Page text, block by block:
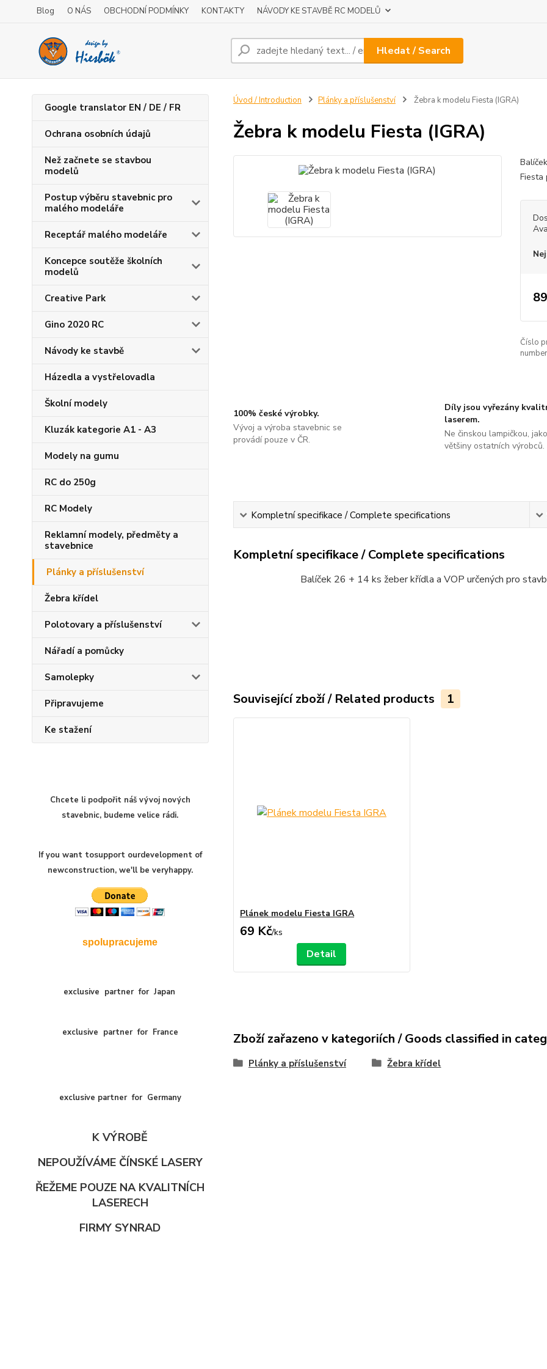
Blog O NÁS OBCHODNÍ PODMÍNKY KONTAKTY NÁVODY KE STAVBĚ RC MODELŮ
Hledat / Search
Google translator EN / DE / FR
Ochrana osobních údajů
Než začnete se stavbou
modelů
Postup výběru stavebnic pro
malého modeláře
Receptář malého modeláře
Koncepce soutěže školních
modelů
Creative Park
Gino 2020 RC
Návody ke stavbě
Házedla a vystřelovadla
Školní modely
Kluzák kategorie A1 - A3
Modely na gumu
RC do 250g
RC Modely
Reklamní modely, předměty a
stavebnice
Plánky a příslušenství
Žebra křídel
Polotovary a příslušenství
Nářadí a pomůcky
Samolepky
Připravujeme
Ke stažení
Chcete li podpořit náš vývoj nových
stavebnic, budeme velice rádi.
If you want tosupport ourdevelopment of
newconstruction, we'll be veryhappy.
spolupracujeme
exclusive partner for Japan
exclusive partner for France
exclusive partner for Germany
K VÝROBĚ
NEPOUŽÍVÁME ČÍNSKÉ LASERY
ŘEŽEME POUZE NA KVALITNÍCH
LASERECH
FIRMY SYNRAD
Úvod / Introduction Plánky a příslušenství Žebra k modelu Fiesta (IGRA)
Žebra k modelu Fiesta (IGRA)
Fiesta
Číslo
100% české výrobky.
Vývoj a výroba stavebnic se
provádí pouze v ČR.
Díly jsou vyřezány
laserem.
Ne činskou lampičkou,
většiny ostatních výrobců.
Kompletní specifikace / Complete specifications
Kompletní specifikace / Complete specifications
Balíček 26 + 14 ks žeber křídla a VOP určených pro
Související zboží / Related products 1
Plánek modelu Fiesta IGRA
69 Kč/ks
Detail
Zboží zařazeno v kategoriích / Goods classified in
Plánky a příslušenství Žebra křídel